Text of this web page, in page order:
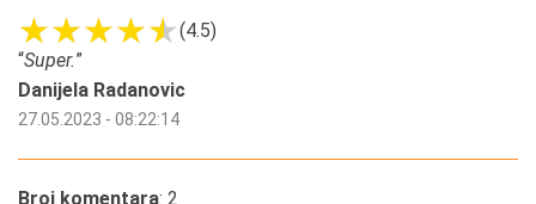
(4.5)
“Super.”
Danijela Radanovic
27.05.2023 - 08:22:14
Broj komentara: 2